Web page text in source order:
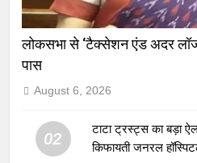
लोकसभा से ‘टैक्सेशन एंड अदर
पास
August 6, 2026
02
टाटा ट्रस्ट्स का बड़ा
किफायती जनरल